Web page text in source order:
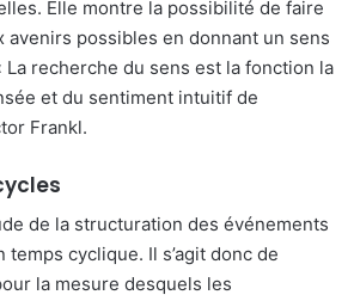
Elle montre la possibilité de faire
avenirs possibles en donnant un sens
La recherche du sens est la fonction la
et du sentiment intuitif de
Frankl.
de la structuration des événements
cyclique. Il s’agit donc de
la mesure desquels les